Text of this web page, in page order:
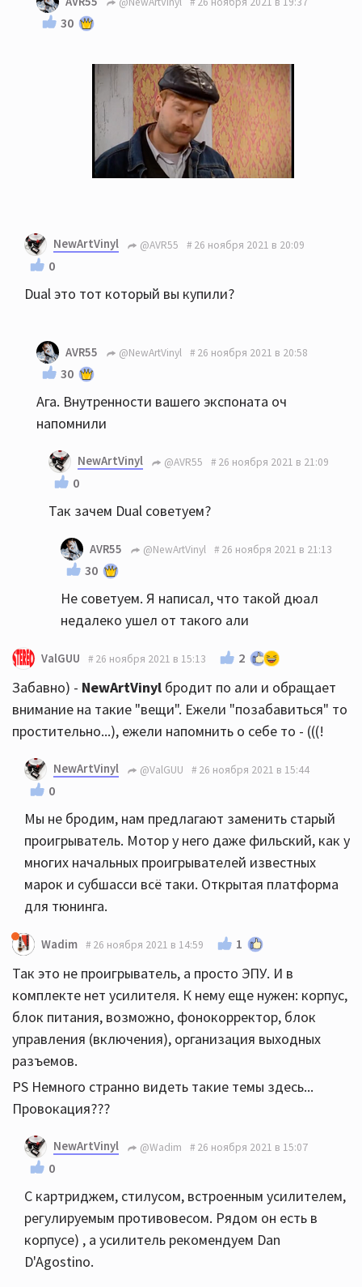
30
NewArtVinyl @AVR55 26 ноября 2021 в 20:09
0
Dual это тот который вы купили?
AVR55 @NewArtVinyl 26 ноября 2021 в 20:58
30
Ага. Внутренности вашего экспоната оч
напомнили
NewArtVinyl @AVR55 26 ноября 2021 в 21:09
0
Так зачем Dual советуем?
AVR55 @NewArtVinyl 26 ноября 2021 в 21:13
30
Не советуем. Я написал, что такой дюал
недалеко ушел от такого али
ValGUU 26 ноября 2021 в 15:13 2
Забавно) - NewArtVinyl бродит по али и обращает
внимание на такие "вещи". Ежели "позабавиться" то
простительно...), ежели напомнить о себе то - (((!
NewArtVinyl @ValGUU 26 ноября 2021 в 15:44
0
Мы не бродим, нам предлагают заменить старый
проигрыватель. Мотор у него даже фильский, как у
многих начальных проигрывателей известных
марок и субшасси всё таки. Открытая платформа
для тюнинга.
Wadim 26 ноября 2021 в 14:59 1
Так это не проигрыватель, а просто ЭПУ. И в
комплекте нет усилителя. К нему еще нужен: корпус,
блок питания, возможно, фонокорректор, блок
управления (включения), организация выходных
разъемов.
PS Немного странно видеть такие темы здесь...
Провокация???
NewArtVinyl @Wadim 26 ноября 2021 в 15:07
0
С картриджем, стилусом, встроенным усилителем,
регулируемым противовесом. Рядом он есть в
корпусе) , а усилитель рекомендуем Dan
D'Agostino.